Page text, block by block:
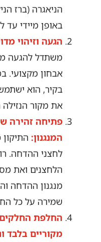
הניאגרה (ברז
באופן מיידי עד
הגעה וזיהוי
משתדל להגעה
אבחון מקצועי.
בקיר, הוא
את מקור
פתיחה זהירה
המנגנון:
לחצני ההדחה.
הלחצנים ואת
מנגנון ההדחה
שמירה על כל
החלפת
מקוריים בלבד